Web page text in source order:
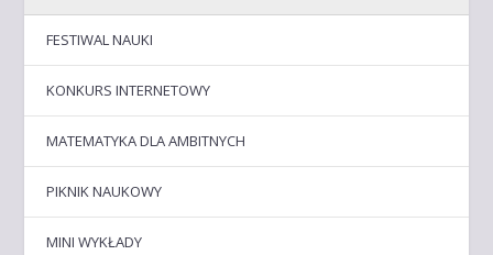
FESTIWAL NAUKI
KONKURS INTERNETOWY
MATEMATYKA DLA AMBITNYCH
PIKNIK NAUKOWY
MINI WYKŁADY